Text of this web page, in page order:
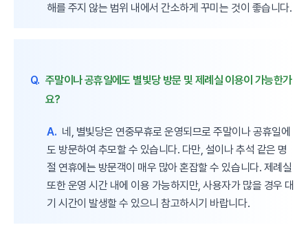
해를 주지 않는 범위 내에서 간소하게 꾸미는 것이 좋습니다.
Q. 주말이나 공휴일에도 별빛당 방문 및 제례실 이용이 가능한가
요?
A. 네, 별빛당은 연중무휴로 운영되므로 주말이나 공휴일에
도 방문하여 추모할 수 있습니다. 다만, 설이나 추석 같은 명
절 연휴에는 방문객이 매우 많아 혼잡할 수 있습니다. 제례실
또한 운영 시간 내에 이용 가능하지만, 사용자가 많을 경우 대
기 시간이 발생할 수 있으니 참고하시기 바랍니다.